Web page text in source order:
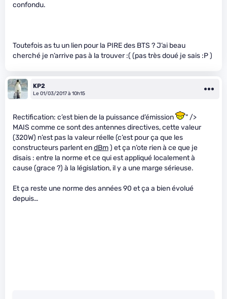
confondu.
Toutefois as tu un lien pour la PIRE des BTS ? J’ai beau
cherché je n’arrive pas à la trouver :( (pas très doué je sais :P )
KP2
Le 01/03/2017 à 10h15
Rectification: c’est bien de la puissance d’émission
" />
MAIS comme ce sont des antennes directives, cette valeur
(320W) n’est pas la valeur réelle (c’est pour ça que les
constructeurs parlent endBm) et ça n’ote rien à ce que je
disais : entre la norme et ce qui est appliqué localement à
cause (grace ?) à la législation, il y a une marge sérieuse.
Et ça reste une norme des années 90 et ça a bien évolué
depuis…